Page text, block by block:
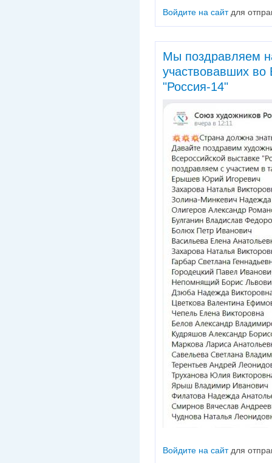
Войдите на сайтдля
Мы поздравляем
участвовавших во
"Россия-14"
Войдите на сайтдля